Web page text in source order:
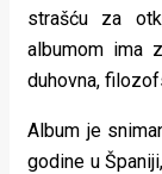
strašću za
albumom ima
duhovna,
Album je
godine u